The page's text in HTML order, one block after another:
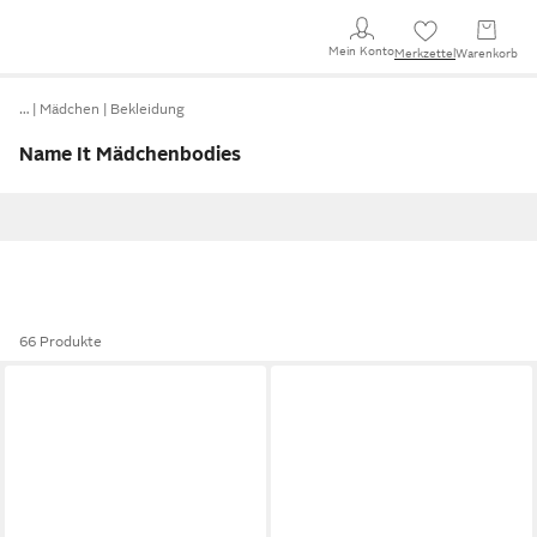
Mein KontoMerkzettel Warenkorb
… Mädchen Bekleidung
Name It Mädchenbodies
66 Produkte